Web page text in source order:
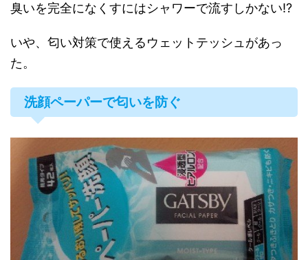
臭いを完全になくすにはシャワーで流すしかない!?
いや、匂い対策で使えるウェットテッシュがあっ
た。
洗顔ペーパーで匂いを防ぐ